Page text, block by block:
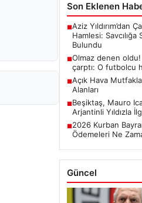
Son Eklenen
■Aziz Yıldırım’dan
Hamlesi:
Bulundu
■Olmaz denen oldu!
çarptı: O futbolcu
■Açık Hava
Alanları
■Beşiktaş, Mauro
Arjantinli Yıldızla
■2026 Kurban
Ödemeleri Ne
Güncel